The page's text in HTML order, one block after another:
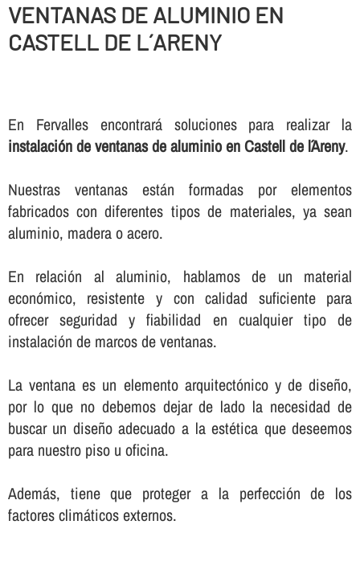
VENTANAS DE ALUMINIO EN
CASTELL DE L´ARENY
En Fervalles encontrará soluciones para realizar la
instalación de ventanas de aluminio en Castell de l´Areny.
Nuestras ventanas están formadas por elementos
fabricados con diferentes tipos de materiales, ya sean
aluminio, madera o acero.
En relación al aluminio, hablamos de un material
económico, resistente y con calidad suficiente para
ofrecer seguridad y fiabilidad en cualquier tipo de
instalación de marcos de ventanas.
La ventana es un elemento arquitectónico y de diseño,
por lo que no debemos dejar de lado la necesidad de
buscar un diseño adecuado a la estética que deseemos
para nuestro piso u oficina.
Además, tiene que proteger a la perfección de los
factores climáticos externos.